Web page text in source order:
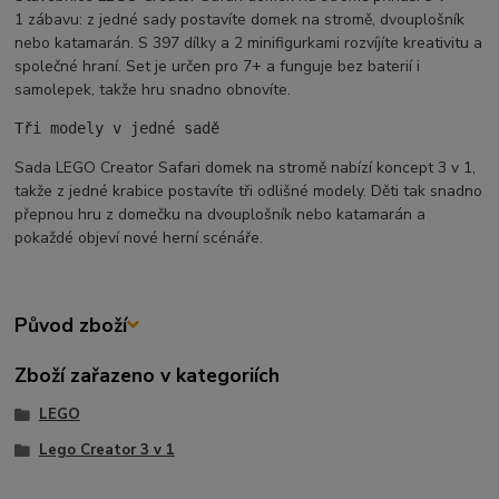
1 zábavu: z jedné sady postavíte domek na stromě, dvouplošník
nebo katamarán. S 397 dílky a 2 minifigurkami rozvíjíte kreativitu a
společné hraní. Set je určen pro 7+ a funguje bez baterií i
samolepek, takže hru snadno obnovíte.
Tři modely v jedné sadě
Sada LEGO Creator Safari domek na stromě nabízí koncept 3 v 1,
takže z jedné krabice postavíte tři odlišné modely. Děti tak snadno
přepnou hru z domečku na dvouplošník nebo katamarán a
pokaždé objeví nové herní scénáře.
Původ zboží
Zboží zařazeno v kategoriích
LEGO
Lego Creator 3 v 1